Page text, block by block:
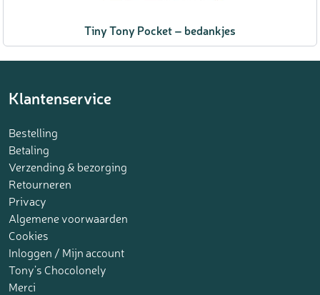
Tiny Tony Pocket – bedankjes
Klantenservice
Bestelling
Betaling
Verzending & bezorging
Retourneren
Privacy
Algemene voorwaarden
Cookies
Inloggen / Mijn account
Tony’s Chocolonely
Merci